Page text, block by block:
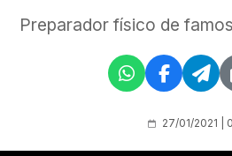
Preparador físico de
27/01/2021 |